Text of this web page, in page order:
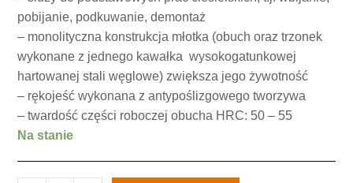
pobijanie, podkuwanie, demontaż
– monolityczna konstrukcja młotka (obuch oraz trzonek
wykonane z jednego kawałka wysokogatunkowej
hartowanej stali węglowe) zwiększa jego żywotność
– rękojeść wykonana z antypoślizgowego tworzywa
– twardość części roboczej obucha HRC: 50 – 55
Na stanie